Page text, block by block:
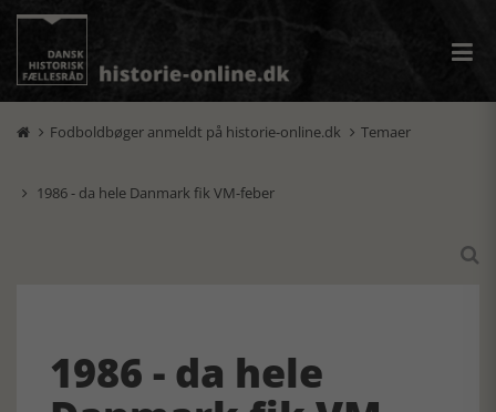
 Fodboldbøger anmeldt på historie-online.dk  Temaer
 1986 - da hele Danmark fik VM-feber

1986 - da hele